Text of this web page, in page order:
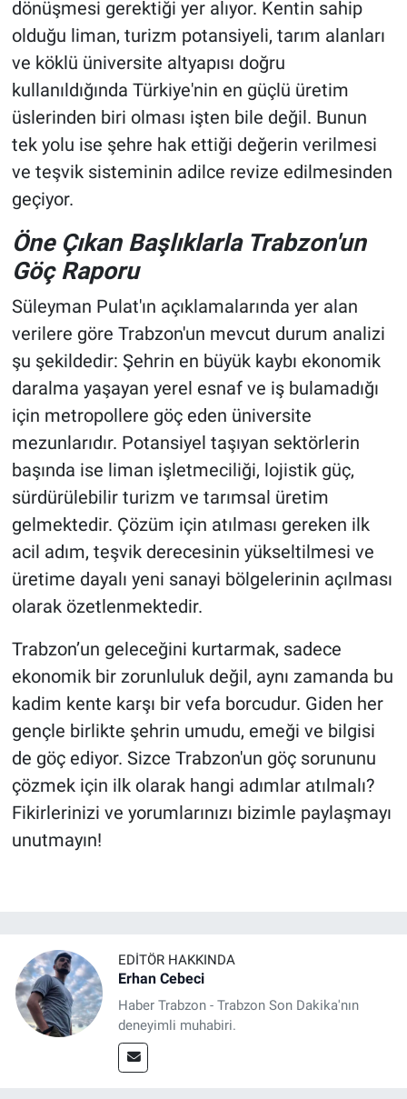
dönüşmesi gerektiği yer alıyor. Kentin sahip
olduğu liman, turizm potansiyeli, tarım alanları
ve köklü üniversite altyapısı doğru
kullanıldığında Türkiye'nin en güçlü üretim
üslerinden biri olması işten bile değil. Bunun
tek yolu ise şehre hak ettiği değerin verilmesi
ve teşvik sisteminin adilce revize edilmesinden
geçiyor.
Öne Çıkan Başlıklarla Trabzon'un
Göç Raporu
Süleyman Pulat'ın açıklamalarında yer alan
verilere göre Trabzon'un mevcut durum analizi
şu şekildedir: Şehrin en büyük kaybı ekonomik
daralma yaşayan yerel esnaf ve iş bulamadığı
için metropollere göç eden üniversite
mezunlarıdır. Potansiyel taşıyan sektörlerin
başında ise liman işletmeciliği, lojistik güç,
sürdürülebilir turizm ve tarımsal üretim
gelmektedir. Çözüm için atılması gereken ilk
acil adım, teşvik derecesinin yükseltilmesi ve
üretime dayalı yeni sanayi bölgelerinin açılması
olarak özetlenmektedir.
Trabzon’un geleceğini kurtarmak, sadece
ekonomik bir zorunluluk değil, aynı zamanda bu
kadim kente karşı bir vefa borcudur. Giden her
gençle birlikte şehrin umudu, emeği ve bilgisi
de göç ediyor. Sizce Trabzon'un göç sorununu
çözmek için ilk olarak hangi adımlar atılmalı?
Fikirlerinizi ve yorumlarınızı bizimle paylaşmayı
unutmayın!
EDITÖR HAKKINDA
Erhan Cebeci
Haber Trabzon - Trabzon Son Dakika'nın
deneyimli muhabiri.